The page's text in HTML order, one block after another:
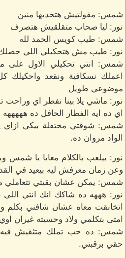
شمس: مقولتيش هتخديها منين
نور: ليا صحاب متقلقيش هتصرف
شمس: طيب كويس الحمد لله
نور: طيب مش هتحكيلي اللي
شمس: انتي تحكيلي الاول على
اعملك نسكافية ونقعد
موضوعي طويل
نور: ماشي يلا بينا نفطر اي
اي ده ايه الفطار الحافل ده هههههه
شمس: شوفتي محتفلة بيكي ازاي
الواد مروان ده.
نور: بيلعب بالكلام معايا يا شمس
وعن زمان معرفش ليه بيعيد في
شمس: يمكن عشان بقيتي تتعاملي
نور: هههه ده شاكك انك انتي اللي
اتخانقت معاه عشان شافني بكلم
امتى بتكلمي ولاد وحسيته غيران اوي
شمس: ده حب تملك متثقيش فيه
حقي برقبتي.